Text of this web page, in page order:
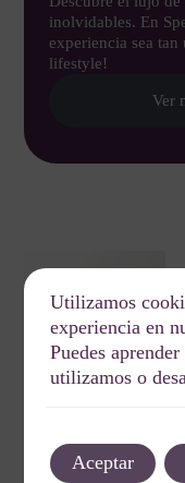
inolvidables. En
experiencia sea
lifestyle!
Ver
Legal
Utilizamos
experiencia en
Puedes
utilizamos o
Aceptar